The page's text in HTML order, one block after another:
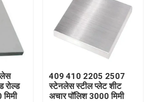
रोल्ड
409 410 2205 2507
स्टेनलेस स्टील प्लेट शीट
अचार पॉलिश 3000 मिमी